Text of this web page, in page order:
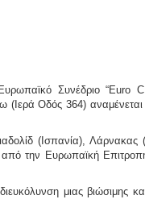
Συνέδριο “Euro
(Ιερά Οδός 364)
(Ισπανία),Λάρνακας
την Ευρωπαϊκή
μιας βιώσιμης